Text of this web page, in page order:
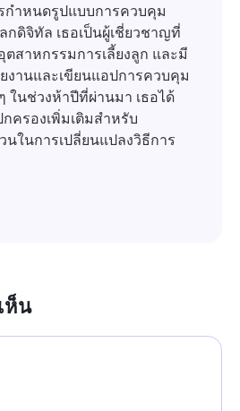
กำหนดรูปแบบการควบคุม
กดิจิทัล เธอเป็นผู้เชี่ยวชาญที่
สาหกรรมการเลี้ยงลูก และมี
งานและเขียนแอปการควบคุม
ในช่วงห้าปีที่ผ่านมา เธอได้
ครองเพิ่มเติมสำหรับ
ในการเปลี่ยนแปลงวิธีการ
ห็น